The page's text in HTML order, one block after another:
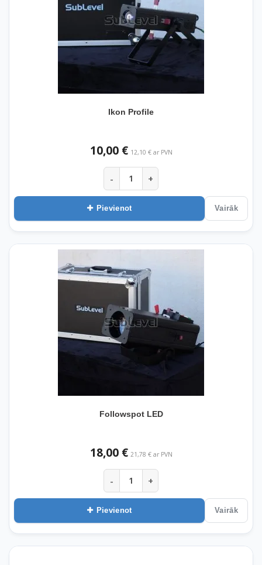
Ikon Profile
10,00 € 12,10 € ar PVN
- +
Pievienot Vairāk
Followspot LED
18,00 € 21,78 € ar PVN
- +
Pievienot Vairāk